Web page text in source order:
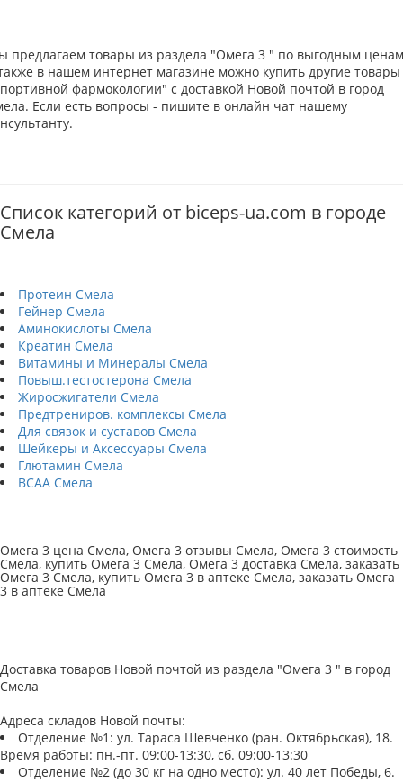
предлагаем товары из раздела "Омега 3 " по выгодным
в нашем интернет магазине можно купить другие товары
фармокологии" с доставкой Новой почтой в город
Если есть вопросы - пишите в онлайн чат нашему
Список категорий от biceps-ua.com в городе
Смела
Протеин Смела
Гейнер Смела
Аминокислоты Смела
Креатин Смела
Витамины и Минералы Смела
Повыш.тестостерона Смела
Жиросжигатели Смела
Предтрениров. комплексы Смела
Для связок и суставов Смела
Шейкеры и Аксессуары Смела
Глютамин Смела
BCAA Смела
Омега 3 цена Смела, Омега 3 отзывы Смела, Омега 3 стоимость
Смела, купить Омега 3 Смела, Омега 3 доставка Смела, заказать
Омега 3 Смела, купить Омега 3 в аптеке Смела, заказать Омега
3 в аптеке Смела
Доставка товаров Новой почтой из раздела "Омега 3 " в город
Смела
Адреса складов Новой почты:
Отделение №1: ул. Тараса Шевченко (ран. Октябрьская), 18.
Время работы: пн.-пт. 09:00-13:30, сб. 09:00-13:30
Отделение №2 (до 30 кг на одно место): ул. 40 лет Победы, 6.